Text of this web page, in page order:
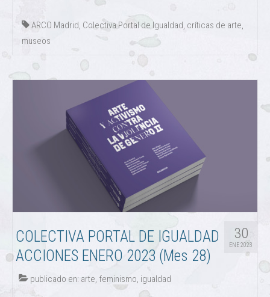
ARCO Madrid, Colectiva Portal de Igualdad, críticas de arte,
museos
30
ENE 2023
COLECTIVA PORTAL DE IGUALDAD
ACCIONES ENERO 2023 (Mes 28)
publicado en: arte, feminismo, igualdad